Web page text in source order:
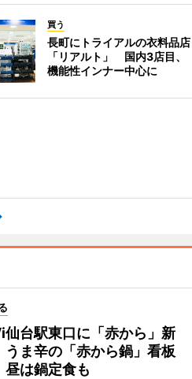
買う
長町にトライアルの衣料品店
「リアルト」 国内3店目、
機能性インナー中心に
仙台駅東口に「赤から」新
ま辛の「赤から鍋」看板
昼は鍋定食も